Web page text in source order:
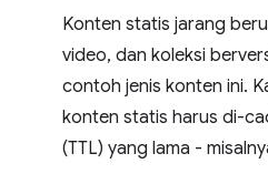
Konten statis jarang
video, dan koleksi
contoh jenis konten ini.
konten statis harus di-
(TTL) yang lama -